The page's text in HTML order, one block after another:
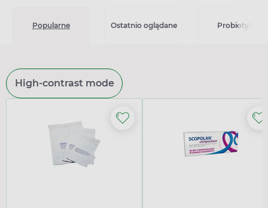
Popularne Ostatnio oglądane Probiotyki
High-contrast mode